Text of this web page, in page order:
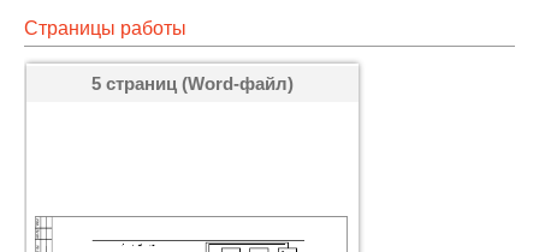
Страницы работы
5 страниц (Word-файл)